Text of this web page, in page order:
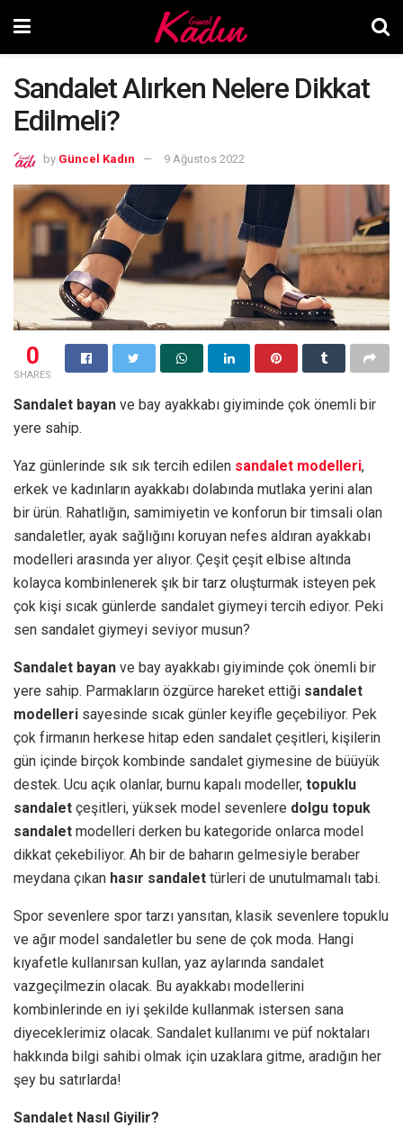
Sandalet Alırken Nelere Dikkat
Edilmeli?
by Güncel Kadın 9 Ağustos 2022
0
SHARES
Sandalet bayan ve bay ayakkabı giyiminde çok önemli bir
yere sahip.
Yaz günlerinde sık sık tercih edilen sandalet modelleri,
erkek ve kadınların ayakkabı dolabında mutlaka yerini alan
bir ürün. Rahatlığın, samimiyetin ve konforun bir timsali olan
sandaletler, ayak sağlığını koruyan nefes aldıran ayakkabı
modelleri arasında yer alıyor. Çeşit çeşit elbise altında
kolayca kombinlenerek şık bir tarz oluşturmak isteyen pek
çok kişi sıcak günlerde sandalet giymeyi tercih ediyor. Peki
sen sandalet giymeyi seviyor musun?
Sandalet bayan ve bay ayakkabı giyiminde çok önemli bir
yere sahip. Parmakların özgürce hareket ettiği sandalet
modelleri sayesinde sıcak günler keyifle geçebiliyor. Pek
çok firmanın herkese hitap eden sandalet çeşitleri, kişilerin
gün içinde birçok kombinde sandalet giymesine de büüyük
destek. Ucu açık olanlar, burnu kapalı modeller, topuklu
sandalet çeşitleri, yüksek model sevenlere dolgu topuk
sandalet modelleri derken bu kategoride onlarca model
dikkat çekebiliyor. Ah bir de baharın gelmesiyle beraber
meydana çıkan hasır sandalet türleri de unutulmamalı tabi.
Spor sevenlere spor tarzı yansıtan, klasik sevenlere topuklu
ve ağır model sandaletler bu sene de çok moda. Hangi
kıyafetle kullanırsan kullan, yaz aylarında sandalet
vazgeçilmezin olacak. Bu ayakkabı modellerini
kombinlerinde en iyi şekilde kullanmak istersen sana
diyeceklerimiz olacak. Sandalet kullanımı ve püf noktaları
hakkında bilgi sahibi olmak için uzaklara gitme, aradığın her
şey bu satırlarda!
Sandalet Nasıl Giyilir?